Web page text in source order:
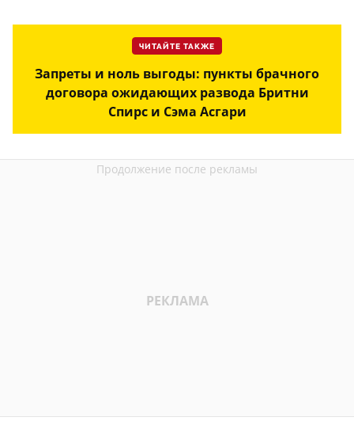
ЧИТАЙТЕ ТАКЖЕ
Запреты и ноль выгоды: пункты брачного
договора ожидающих развода Бритни
Спирс и Сэма Асгари